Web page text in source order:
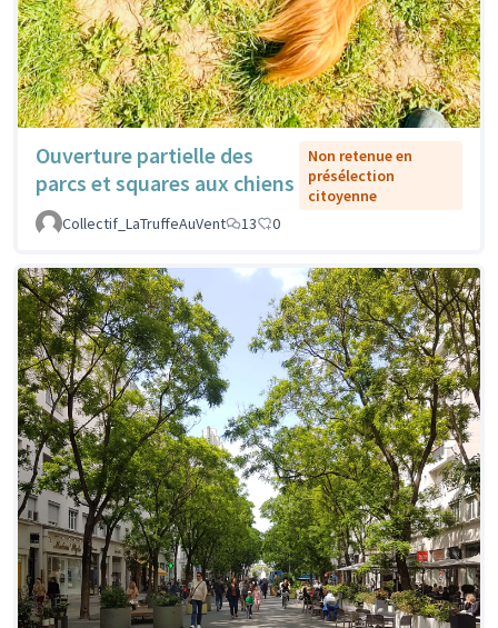
Ouverture partielle des
parcs et squares aux chiens
Non retenue en
présélection
citoyenne
Collectif_LaTruffeAuVent
13 0